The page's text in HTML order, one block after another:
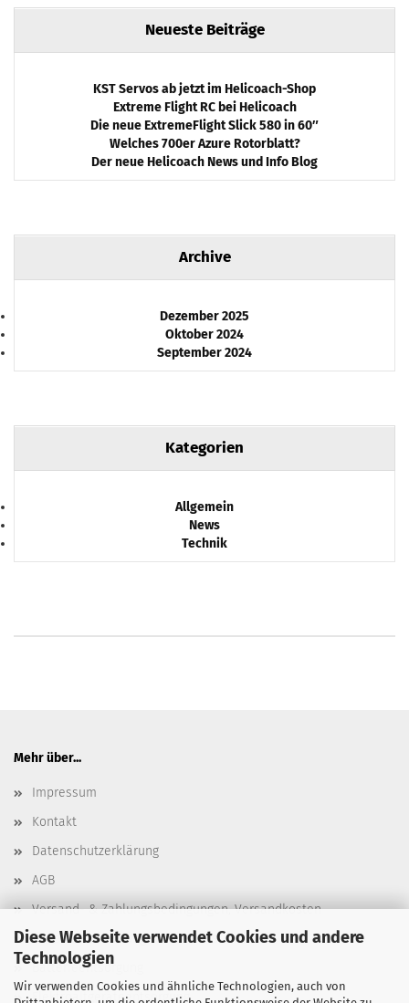
Diese Webseite verwendet Cookies und andere
Technologien
Wir verwenden Cookies und ähnliche Technologien, auch von
Neueste Beiträge
KST Servos ab jetzt im Helicoach-Shop
Extreme Flight RC bei Helicoach
Die neue ExtremeFlight Slick 580 in 60″
Welches 700er Azure Rotorblatt?
Der neue Helicoach News und Info Blog
Archive
Dezember 2025
Oktober 2024
September 2024
Kategorien
Allgemein
News
Technik
Mehr über...
Impressum
Kontakt
Datenschutzerklärung
AGB
Versand- & Zahlungsbedingungen, Versandkosten
Widerrufsbelehrung & Widerrufsformular
Batterieentsorgung
Elektroaltgeräteentsorgung